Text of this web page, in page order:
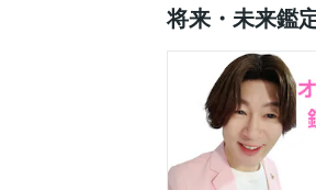
将来・未来鑑